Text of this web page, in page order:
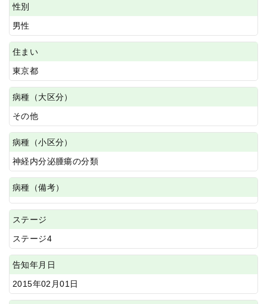
性別
男性
住まい
東京都
病種（大区分）
その他
病種（小区分）
神経内分泌腫瘍の分類
病種（備考）
ステージ
ステージ4
告知年月日
2015年02月01日